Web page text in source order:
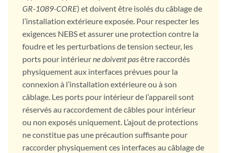
GR-1089-CORE) et doivent être isolés du câblage de
l’installation extérieure exposée. Pour respecter les
exigences NEBS et assurer une protection contre la
foudre et les perturbations de tension secteur, les
ports pour intérieurne doivent pasêtre raccordés
physiquement aux interfaces prévues pour la
connexion à l’installation extérieure ou à son
câblage. Les ports pour intérieur de l’appareil sont
réservés au raccordement de câbles pour intérieur
ou non exposés uniquement. L’ajout de protections
ne constitue pas une précaution suffisante pour
raccorder physiquement ces interfaces au câblage de